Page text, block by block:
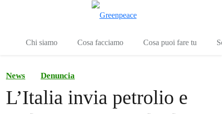
Chi siamo Cosa facciamo Cosa puoi fare tu
News Denuncia
L’Italia invia petrolio e